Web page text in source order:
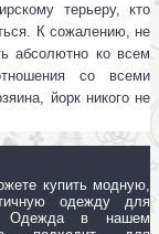
терьеру, кто
К сожалению, не
абсолютно ко всем
со всеми
йорк никого не
купить модную,
одежду для
Одежда в нашем